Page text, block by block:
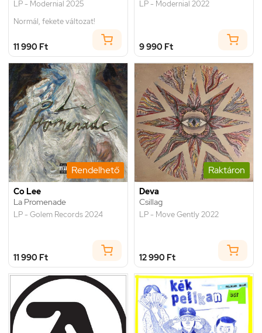
LP - Modernial 2025
Normál, fekete változat!
11 990 Ft
LP - Modernial 2022
9 990 Ft
Rendelhető
Co Lee
La Promenade
LP - Golem Records 2024
11 990 Ft
Raktáron
Deva
Csillag
LP - Move Gently 2022
12 990 Ft